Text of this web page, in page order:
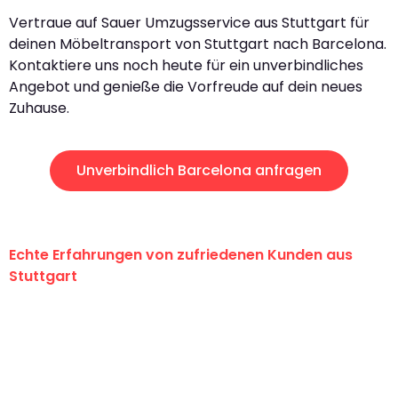
Vertraue auf Sauer Umzugsservice aus Stuttgart für
deinen Möbeltransport von Stuttgart nach Barcelona.
Kontaktiere uns noch heute für ein unverbindliches
Angebot und genieße die Vorfreude auf dein neues
Zuhause.
Unverbindlich Barcelona anfragen
Echte Erfahrungen von zufriedenen Kunden aus
Stuttgart